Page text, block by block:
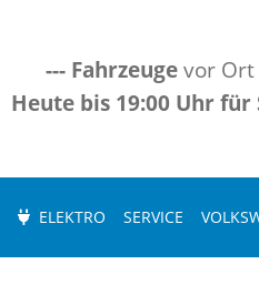
---Fahrzeugevor Ort
Heute bis 19:00 Uhr für
ELEKTRO SERVICE